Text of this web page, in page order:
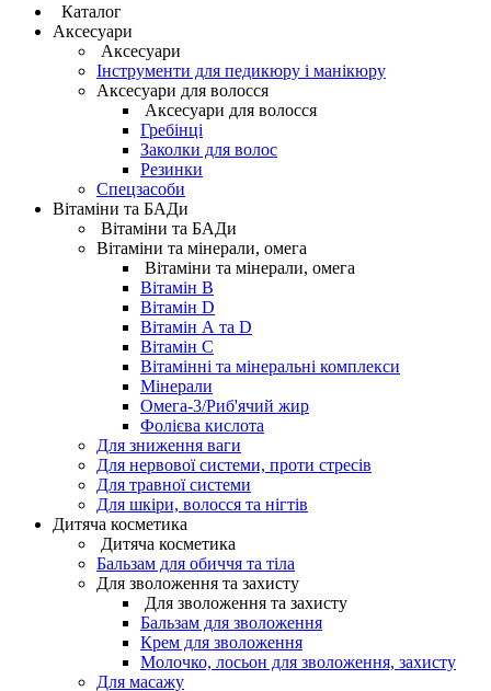
Каталог
Аксесуари
Аксесуари
Інструменти для педикюру і манікюру
Аксесуари для волосся
Аксесуари для волосся
Гребінці
Заколки для волос
Резинки
Спецзасоби
Вітаміни та БАДи
Вітаміни та БАДи
Вітаміни та мінерали, омега
Вітаміни та мінерали, омега
Вітамін B
Вітамін D
Вітамін А та D
Вітамін С
Вітамінні та мінеральні комплекси
Мінерали
Омега-3/Риб'ячий жир
Фолієва кислота
Для зниження ваги
Для нервової системи, проти стресів
Для травної системи
Для шкіри, волосся та нігтів
Дитяча косметика
Дитяча косметика
Бальзам для обиччя та тіла
Для зволоження та захисту
Для зволоження та захисту
Бальзам для зволоження
Крем для зволоження
Молочко, лосьон для зволоження, захисту
Для масажу